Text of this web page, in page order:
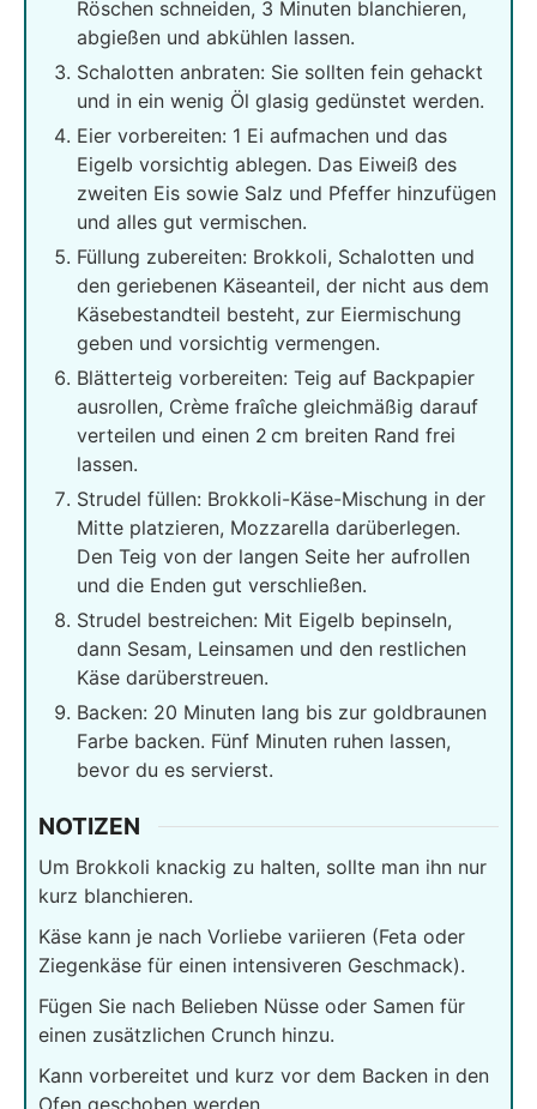
Röschen schneiden, 3 Minuten blanchieren,
abgießen und abkühlen lassen.
Schalotten anbraten: Sie sollten fein gehackt
und in ein wenig Öl glasig gedünstet werden.
Eier vorbereiten: 1 Ei aufmachen und das
Eigelb vorsichtig ablegen. Das Eiweiß des
zweiten Eis sowie Salz und Pfeffer hinzufügen
und alles gut vermischen.
Füllung zubereiten: Brokkoli, Schalotten und
den geriebenen Käseanteil, der nicht aus dem
Käsebestandteil besteht, zur Eiermischung
geben und vorsichtig vermengen.
Blätterteig vorbereiten: Teig auf Backpapier
ausrollen, Crème fraîche gleichmäßig darauf
verteilen und einen 2 cm breiten Rand frei
lassen.
Strudel füllen: Brokkoli-Käse-Mischung in der
Mitte platzieren, Mozzarella darüberlegen.
Den Teig von der langen Seite her aufrollen
und die Enden gut verschließen.
Strudel bestreichen: Mit Eigelb bepinseln,
dann Sesam, Leinsamen und den restlichen
Käse darüberstreuen.
Backen: 20 Minuten lang bis zur goldbraunen
Farbe backen. Fünf Minuten ruhen lassen,
bevor du es servierst.
NOTIZEN
Um Brokkoli knackig zu halten, sollte man ihn nur
kurz blanchieren.
Käse kann je nach Vorliebe variieren (Feta oder
Ziegenkäse für einen intensiveren Geschmack).
Fügen Sie nach Belieben Nüsse oder Samen für
einen zusätzlichen Crunch hinzu.
Kann vorbereitet und kurz vor dem Backen in den
Ofen geschoben werden.